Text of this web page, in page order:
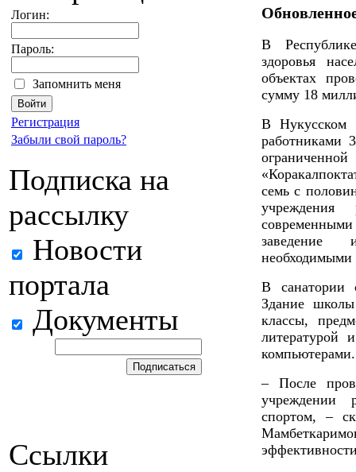
Логин:
Пароль:
Запомнить меня
Регистрация
Забыли свой пароль?
Подписка на
рассылку
Новости
портала
Документы
Ссылки
В
здоровья
объектах
сумму 18
В Нукусском
работниками
семь с
учреждения
заведение
В санатории
Здание школы
классы,
литературой
компьютерами.
– После
учреждении
спортом, –